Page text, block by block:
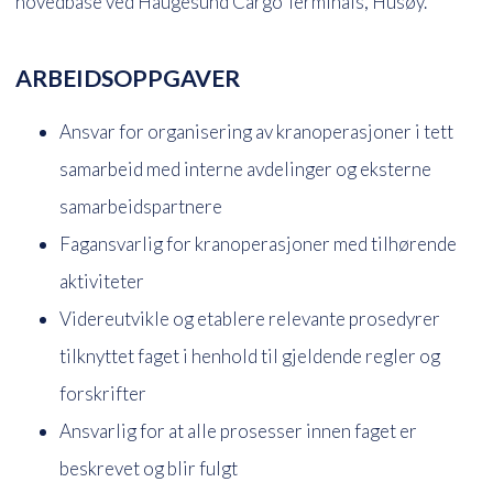
ARBEIDSOPPGAVER
Ansvar for organisering av kranoperasjoner i tett
samarbeid med interne avdelinger og eksterne
samarbeidspartnere
Fagansvarlig for kranoperasjoner med tilhørende
aktiviteter
Videreutvikle og etablere relevante prosedyrer
tilknyttet faget i henhold til gjeldende regler og
forskrifter
Ansvarlig for at alle prosesser innen faget er
beskrevet og blir fulgt